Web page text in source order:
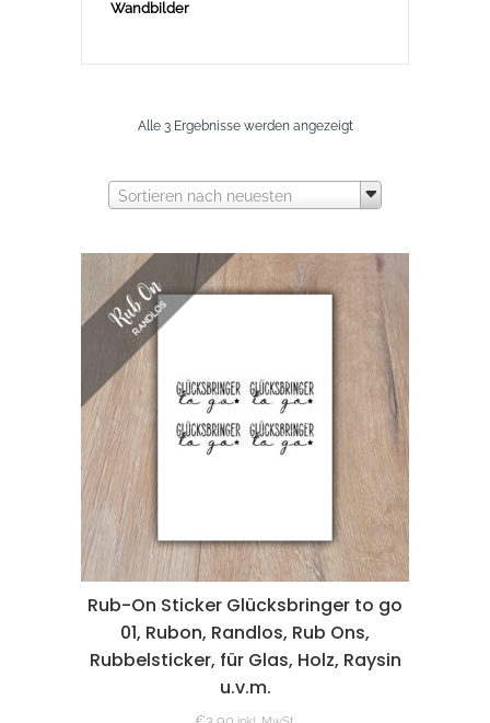
Wandbilder
Alle 3 Ergebnisse werden angezeigtNach
sortiert
Sortieren nach neuesten
Rub-On Sticker Glücksbringer to go
01, Rubon, Randlos, Rub Ons,
Rubbelsticker, für Glas, Holz, Raysin
u.v.m.